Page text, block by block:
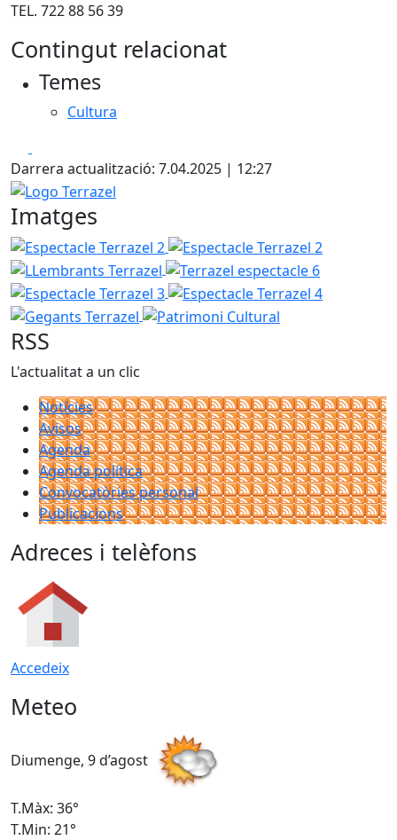
TEL. 722 88 56 39
Contingut relacionat
Temes
Cultura
Darrera actualització: 7.04.2025 | 12:27
Logo Terrazel
Imatges
Espectacle Terrazel 2 Espectacle Terrazel 2
Terrazel espectacle 6
Espectacle
Espectacle Terrazel 4
Gegants
Patrimoni Cultural
RSS
L'actualitat a un clic
Notícies
Avisos
Agenda
Agenda política
Convocatòries personal
Publicacions
Adreces i telèfons
Accedeix
Meteo
Diumenge, 9 d’agost
T.Màx: 36°
T.Min: 21°